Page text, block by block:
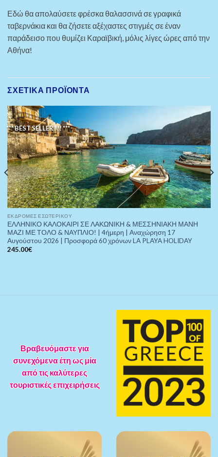
Εδώ θα απολαύσετε φρέσκα θαλασσινά σε γραφικά
ταβερνάκια και θα ζήσετε αξέχαστες στιγμές σε έναν
παράδεισο που θυμίζει Καραϊβική, μόλις λίγες ώρες από την
Αθήνα!
ΣΧΕΤΙΚΆ ΠΡΟΪΌΝΤΑ
*** BEST SELLER !!! ***
ΕΚΔΡΟΜΈΣ ΕΣΩΤΕΡΙΚΟΎ
ΕΛΛΗΝΙΚΟ ΚΑΛΟΚΑΙΡΙ ΣΕ ΛΑΚΩΝΙΚΗ & ΜΕΣΣΗΝΙΑΚΗ ΜΑΝΗ
ΜΑΖΙ ΜΕ ΤΟΛΟ & ΝΑΥΠΛΙΟ! | 4ήμερη | Αναχώρηση 17
Αυγούστου 2026 | Προσφορά 60 χρόνων LA PLAYA HOLIDAY
245.00€
Βραβευόμαστε για
συνεχόμενα έτη ως μία
από τις καλύτερες
τουριστικές επιχειρήσεις